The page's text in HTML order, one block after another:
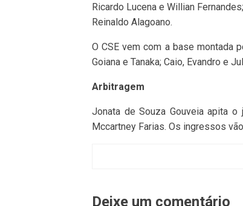
Ricardo Lucena e Willian
Reinaldo Alagoano.
O CSE vem com a base montada
Goiana e Tanaka; Caio, Evandro e
Arbitragem
Jonata de Souza Gouveia apita
Mccartney Farias. Os ingressos
Deixe um comentário